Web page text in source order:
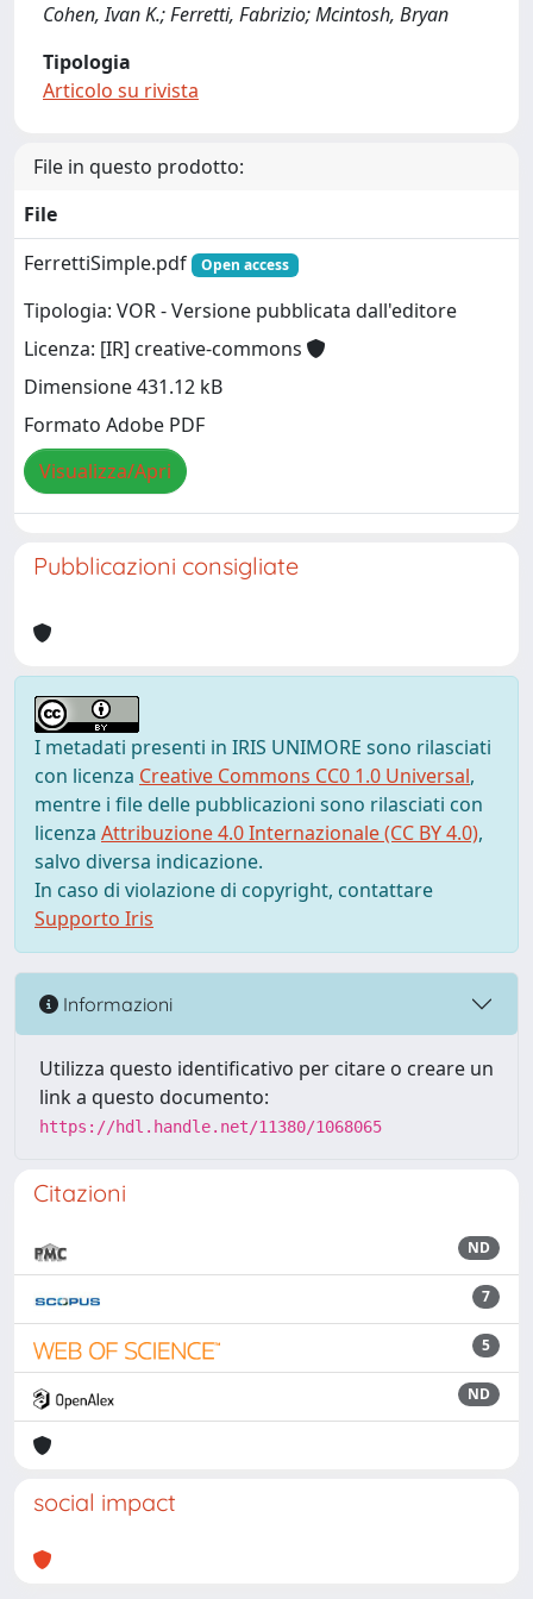
Cohen, Ivan K.; Ferretti, Fabrizio; Mcintosh, Bryan
Tipologia
Articolo su rivista
File in questo prodotto:
File
FerrettiSimple.pdf
Open access
Tipologia: VOR - Versione pubblicata dall'editore
Licenza: [IR] creative-commons
Dimensione 431.12 kB
Formato Adobe PDF
Visualizza/Apri
Pubblicazioni consigliate
I metadati presenti in IRIS UNIMORE sono rilasciati
con licenza Creative Commons CC0 1.0 Universal,
mentre i file delle pubblicazioni sono rilasciati con
licenza Attribuzione 4.0 Internazionale (CC BY 4.0),
salvo diversa indicazione.
In caso di violazione di copyright, contattare
Supporto Iris
Informazioni
Utilizza questo identificativo per citare o creare un
link a questo documento:
https://hdl.handle.net/11380/1068065
Citazioni
ND
7
5
ND
social impact